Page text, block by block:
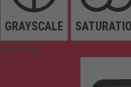
GRAYSCALE
Orientation